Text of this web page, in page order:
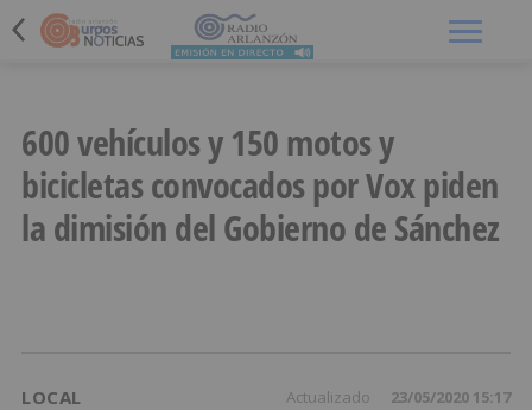
600 vehículos y 150 motos y
bicicletas convocados por Vox piden
la dimisión del Gobierno de Sánchez
LOCAL Actualizado 23/05/2020 15:17